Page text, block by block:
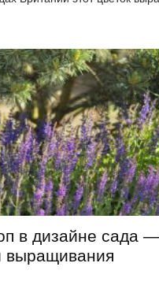
в дизайне сада —
выращивания